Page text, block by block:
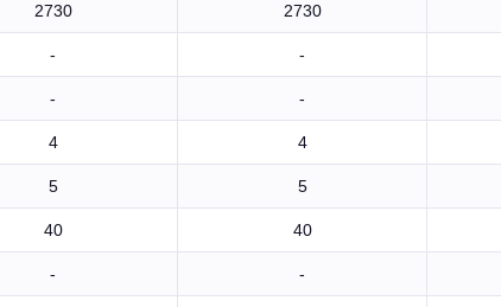
2730 2730
- -
- -
4 4
5 5
40 40
- -